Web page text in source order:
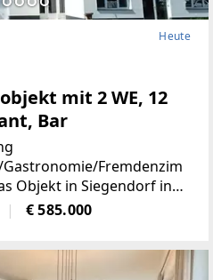
Heute
mit 2 WE, 12
Bar
Fremdenzim
Objekt in Siegendorf in
ungarischen Sopron mit
€ 585.000